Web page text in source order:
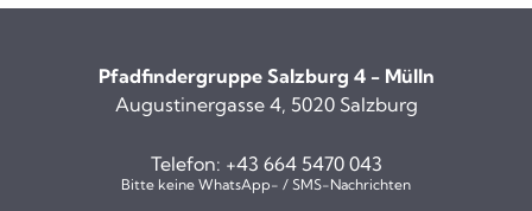
Pfadfindergruppe Salzburg 4 - Mülln
Augustinergasse 4, 5020 Salzburg
Telefon: +43 664 5470 043
Bitte keine WhatsApp- / SMS-Nachrichten